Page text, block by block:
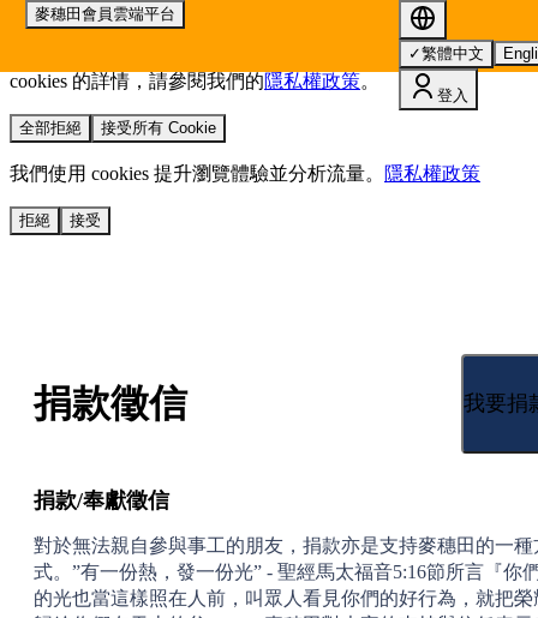
我們使用 cookies 來提升您的瀏覽體驗並分析網站流量。
欲了解更多有關我們使用
cookies 的詳情，請參閱我們的隱私權政策。
全部拒絕 接受所有 Cookie
我們使用 cookies 提升瀏覽體驗並分析流量。 隱私權政策
拒絕 接受
麥穗田會員雲端平台
✓繁體中文
登入
捐款徵信 我要捐
捐款/奉獻徵信
對於無法親自參與事工的朋友，捐款亦是支持麥穗田的一種
式。”有一份熱，發一份光” - 聖經馬太福音5:16節所言『你
的光也當這樣照在人前，叫眾人看見你們的好行為，就把榮